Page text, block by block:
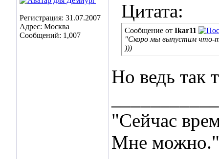
Регистрация: 31.07.2007
Адрес: Москва
Сообщений: 1,007
Цитата:
Сообщение от Ikar11
"Скоро мы выпустим что-
)))
Но ведь так
"Сейчас
Мне можно."